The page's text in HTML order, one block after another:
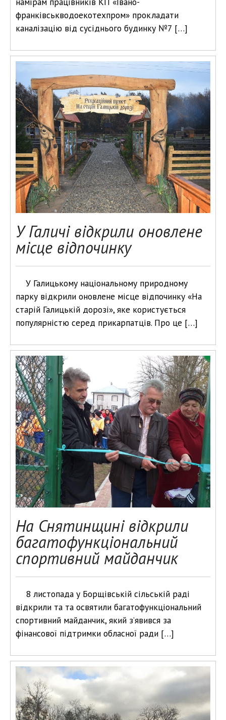
франківськводоекотехпром» прокладати
каналізацію від сусіднього будинку №7 […]
У Галичі відкрили оновлене
місце відпочинку
У Галицькому національному природному
парку відкрили оновлене місце відпочинку «На
старій Галицькій дорозі», яке користується
популярністю серед прикарпатців. Про це […]
На Снятинщині відкрили
багатофункціональний
спортивний майданчик
8 листопада у Борщівській сільській раді
відкрили та та освятили багатофункціональний
спортивний майданчик, який з’явився за
фінансової підтримки обласної ради […]